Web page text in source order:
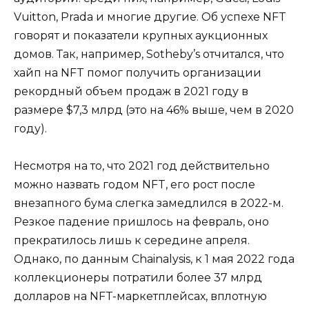
Vuitton, Prada и многие другие. Об успехе NFT
говорят и показатели крупных аукционных
домов. Так, например, Sotheby’s отчитался, что
хайп на NFT помог получить организации
рекордный объем продаж в 2021 году в
размере $7,3 млрд (это на 46% выше, чем в 2020
году).
Несмотря на то, что 2021 год действительно
можно назвать годом NFT, его рост после
внезапного бума слегка замедлился в 2022-м.
Резкое падение пришлось на февраль, оно
прекратилось лишь к середине апреля.
Однако, по данным Chainalysis, к 1 мая 2022 года
коллекционеры потратили более 37 млрд
долларов на NFT-маркетплейсах, вплотную